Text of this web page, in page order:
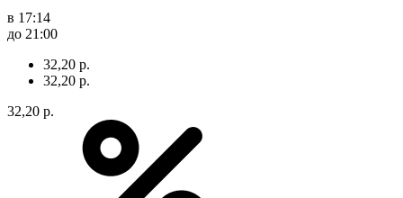
в 17:14
до 21:00
32,20 р.
32,20 р.
32,20 р.